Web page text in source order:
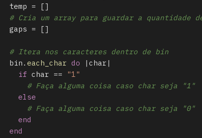
temp =
[]
# Cria um array para guardar a quantidade
gaps = []
# Itera nos caracteres dentro de bin
bin . each_char do | char |
if char ==
"1"
# Faça alguma coisa caso char seja "1"
else
# Faça alguma coisa caso char seja "0"
end
end